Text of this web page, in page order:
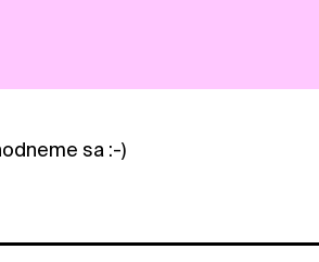
sa :-)